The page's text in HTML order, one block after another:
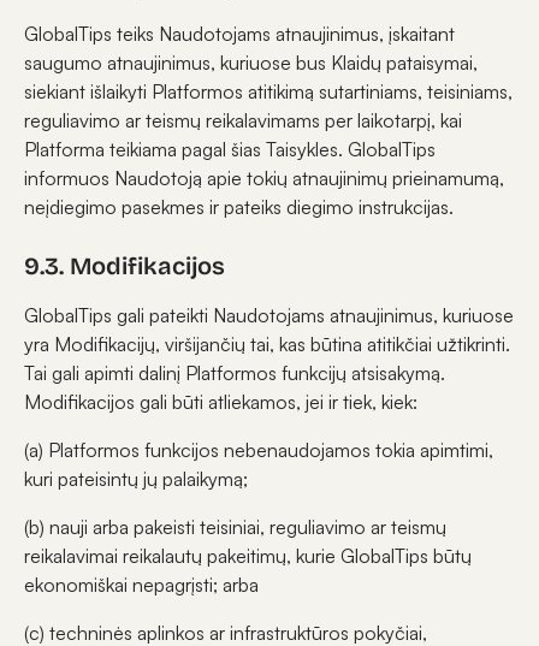
GlobalTips teiks Naudotojams atnaujinimus, įskaitant
saugumo atnaujinimus, kuriuose bus Klaidų pataisymai,
siekiant išlaikyti Platformos atitikimą sutartiniams, teisiniams,
reguliavimo ar teismų reikalavimams per laikotarpį, kai
Platforma teikiama pagal šias Taisykles. GlobalTips
informuos Naudotoją apie tokių atnaujinimų prieinamumą,
neįdiegimo pasekmes ir pateiks diegimo instrukcijas.
9.3. Modifikacijos
GlobalTips gali pateikti Naudotojams atnaujinimus, kuriuose
yra Modifikacijų, viršijančių tai, kas būtina atitikčiai užtikrinti.
Tai gali apimti dalinį Platformos funkcijų atsisakymą.
Modifikacijos gali būti atliekamos, jei ir tiek, kiek:
(a) Platformos funkcijos nebenaudojamos tokia apimtimi,
kuri pateisintų jų palaikymą;
(b) nauji arba pakeisti teisiniai, reguliavimo ar teismų
reikalavimai reikalautų pakeitimų, kurie GlobalTips būtų
ekonomiškai nepagrįsti; arba
(c) techninės aplinkos ar infrastruktūros pokyčiai,